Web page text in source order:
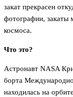
закат прекрасен
фотографии, закаты
космоса.
Что это?
Астронавт NASA
борта
находилась на